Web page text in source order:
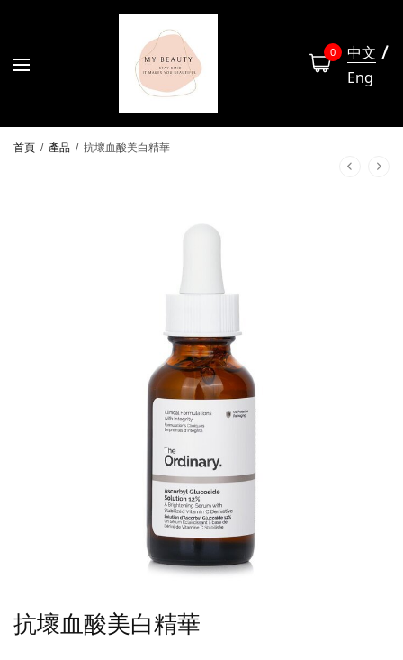
0
中文
Eng
首頁 / 產品 / 抗壞血酸美白精華
抗壞血酸美白精華